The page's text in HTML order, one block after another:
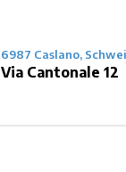
6987 Caslano,
Via Cantonale 12